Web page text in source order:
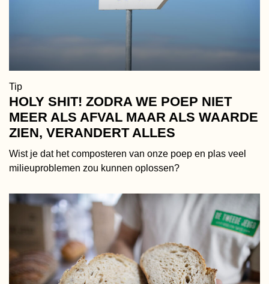
Tip
HOLY SHIT! ZODRA WE POEP NIET
MEER ALS AFVAL MAAR ALS WAARDE
ZIEN, VERANDERT ALLES
Wist je dat het composteren van onze poep en plas veel
milieuproblemen zou kunnen oplossen?